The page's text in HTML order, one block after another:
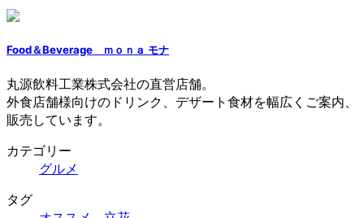
Food＆Beverage ｍｏｎａ モナ
丸源飲料工業株式会社の直営店舗。
外食店舗様向けのドリンク、デザート食材を幅広くご案内、
販売しています。
カテゴリー
グルメ
タグ